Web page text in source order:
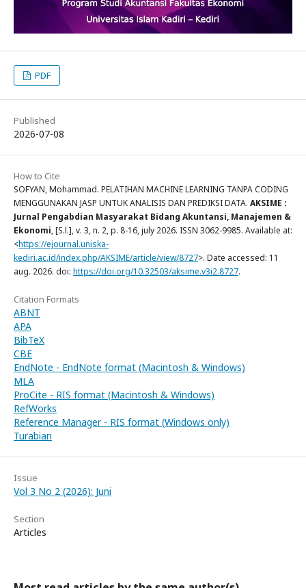
PDF
Published
2026-07-08
How to Cite
SOFYAN, Mohammad. PELATIHAN MACHINE LEARNING TANPA CODING
MENGGUNAKAN JASP UNTUK ANALISIS DAN PREDIKSI DATA. AKSIME :
Jurnal Pengabdian Masyarakat Bidang Akuntansi, Manajemen &
Ekonomi, [S.l.], v. 3, n. 2, p. 8-16, july 2026. ISSN 3062-9985. Available at:
<https://ejournal.uniska-
kediri.ac.id/index.php/AKSIME/article/view/8727>. Date accessed: 11
aug. 2026. doi: https://doi.org/10.32503/aksime.v3i2.8727.
Citation Formats
ABNT
APA
BibTeX
CBE
EndNote - EndNote format (Macintosh & Windows)
MLA
ProCite - RIS format (Macintosh & Windows)
RefWorks
Reference Manager - RIS format (Windows only)
Turabian
Issue
Vol 3 No 2 (2026): Juni
Section
Articles